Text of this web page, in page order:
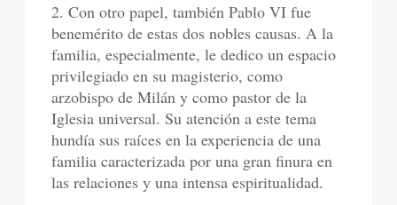
2. Con otro papel, también Pablo VI fue
benemérito de estas dos nobles causas. A la
familia, especialmente, le dedico un espacio
privilegiado en su magisterio, como
arzobispo de Milán y como pastor de la
Iglesia universal. Su atención a este tema
hundía sus raíces en la experiencia de una
familia caracterizada por una gran finura en
las relaciones y una intensa espiritualidad.